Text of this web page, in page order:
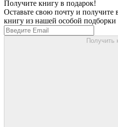
Получите книгу в подарок!
Оставьте свою почту и получите
книгу из нашей особой подборки
Получить